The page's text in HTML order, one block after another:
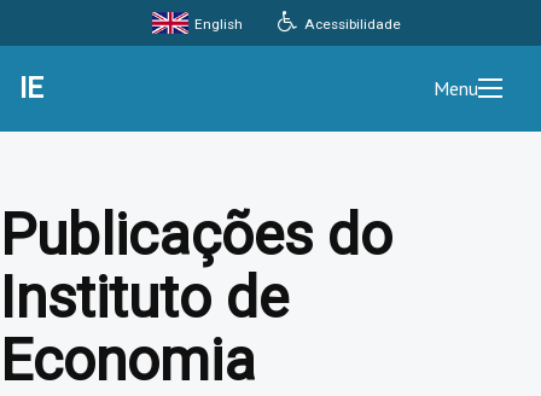
Acessibilidade
English
IE Menu
Publicações do
Instituto de
Economia